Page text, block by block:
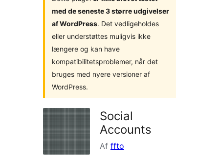
med de seneste 3 større udgivelser
af WordPress. Det vedligeholdes
eller understøttes muligvis ikke
længere og kan have
kompatibilitetsproblemer, når det
bruges med nyere versioner af
WordPress.
Social
Accounts
Af ffto